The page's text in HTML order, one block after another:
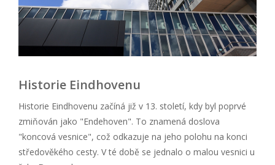
Historie Eindhovenu
Historie Eindhovenu začíná již v 13. století, kdy byl poprvé
zmiňován jako "Endehoven". To znamená doslova
"koncová vesnice", což odkazuje na jeho polohu na konci
středověkého cesty. V té době se jednalo o malou vesnici u